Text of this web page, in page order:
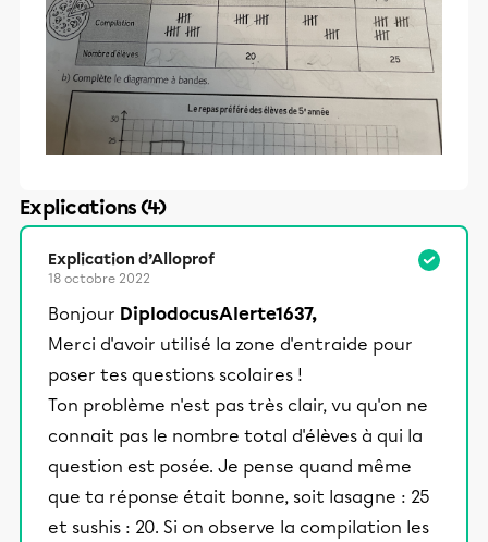
Explications (4)
Explication d’Alloprof
18 octobre 2022
Bonjour DiplodocusAlerte1637,
Merci d'avoir utilisé la zone d'entraide pour
poser tes questions scolaires !
Ton problème n'est pas très clair, vu qu'on ne
connait pas le nombre total d'élèves à qui la
question est posée. Je pense quand même
que ta réponse était bonne, soit lasagne : 25
et sushis : 20. Si on observe la compilation les